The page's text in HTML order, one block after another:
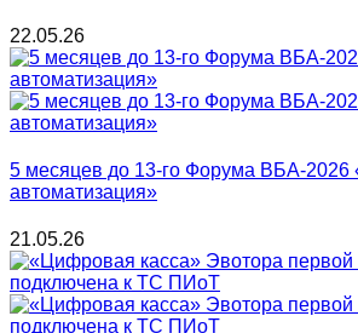
22.05.26
5 месяцев до 13-го Форума ВБА-2026
автоматизация»
21.05.26